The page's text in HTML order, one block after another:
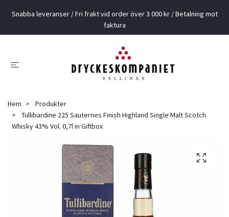
Snabba leveranser / Fri frakt vid order över 3 000 kr / Betalning mot
faktura
Hem
Produkter
Tullibardine 225 Sauternes Finish Highland Single Malt Scotch
Whisky 43% Vol. 0,7l in Giftbox